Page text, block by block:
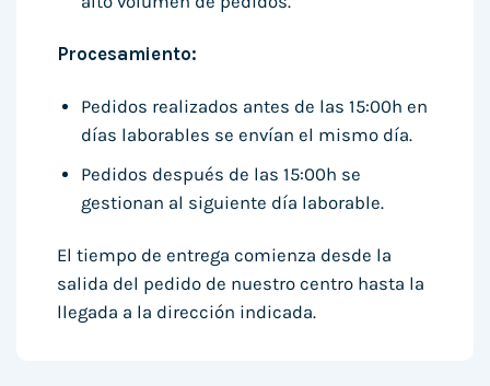
Procesamiento:
Pedidos realizados antes de las 15:00h en
días laborables se envían el mismo día.
Pedidos después de las 15:00h se
gestionan al siguiente día laborable.
El tiempo de entrega comienza desde la
salida del pedido de nuestro centro hasta la
llegada a la dirección indicada.